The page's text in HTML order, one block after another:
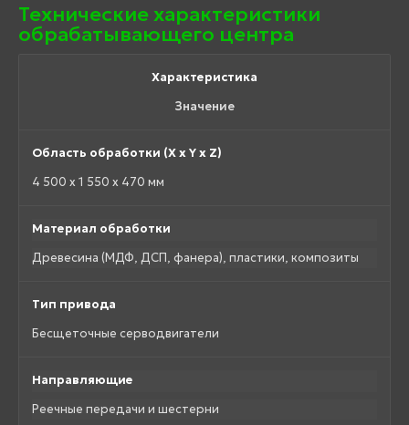
Технические характеристики
обрабатывающего центра
Характеристика
Значение
Область обработки (X x Y x Z)
4 500 x 1 550 x 470 мм
Материал обработки
Древесина (МДФ, ДСП, фанера), пластики, композиты
Тип привода
Бесщеточные серводвигатели
Направляющие
Реечные передачи и шестерни